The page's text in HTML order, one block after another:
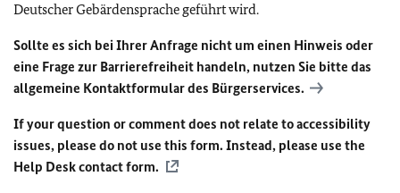
Deutscher Gebärdensprache geführt wird.
Sollte es sich bei Ihrer Anfrage nicht um einen Hinweis oder
eine Frage zur Barrierefreiheit handeln, nutzen Sie bitte das
allgemeine Kontaktformular des Bürgerservices.
If your question or comment does not relate to accessibility
issues, please do not use this form. Instead, please use the
Help Desk contact form.